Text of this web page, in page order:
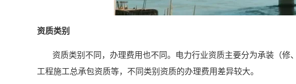
资质类别
资质类别不同，办理费用也不同。电力行业资质主要分为承装（
工程施工总承包资质等，不同类别资质的办理费用差异较大。